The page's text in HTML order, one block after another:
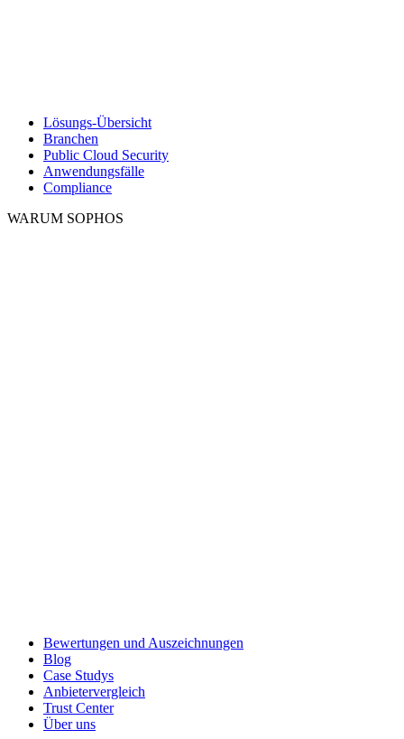
Lösungs-Übersicht
Branchen
Public Cloud Security
Anwendungsfälle
Compliance
WARUM SOPHOS
Bewertungen und Auszeichnungen
Blog
Case Studys
Anbietervergleich
Trust Center
Über uns